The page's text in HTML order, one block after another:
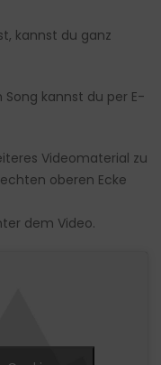
kannst du ganz
kannst du per E-
Videomaterial zu
oberen Ecke
dem Video.